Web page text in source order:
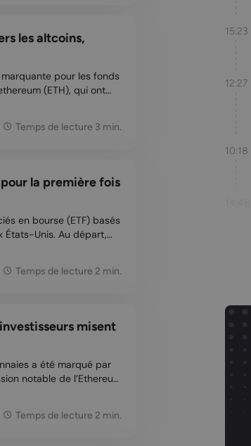
les altcoins,
pour les fonds
(ETH), qui ont
ethereum ont
Temps de lecture 3 min.
la première fois
en bourse (ETF) basés
États-Unis. Au départ,
Temps de lecture 2 min.
misent
a été marqué par
notable de l’Ethereum
de nombreux
Temps de lecture 2 min.
15:23
12:27
10:18